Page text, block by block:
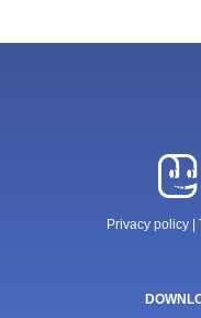
Privacy policy|